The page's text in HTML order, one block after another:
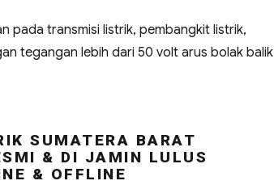
pada transmisi listrik, pembangkit listrik,
tegangan lebih dari 50 volt arus bolak balik
SUMATERA BARAT
& DI JAMIN LULUS
& OFFLINE